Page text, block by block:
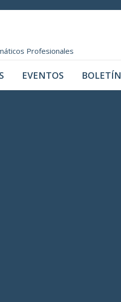
Profesionales
EVENTOS BOLETÍN